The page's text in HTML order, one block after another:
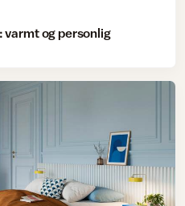
varmt og personlig